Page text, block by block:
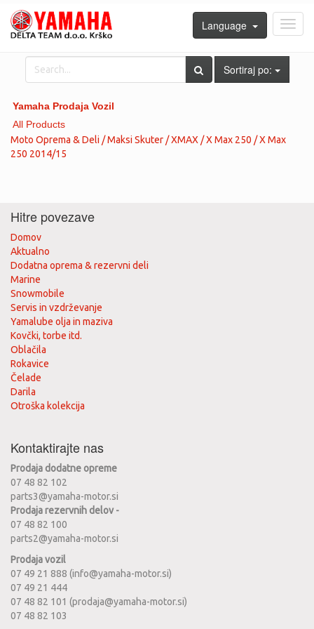
Language
Sortiraj po:
Yamaha Prodaja Vozil
All Products
Moto Oprema & Deli / Maksi Skuter / XMAX / X Max 250 / X Max
250 2014/15
Hitre povezave
Domov
Aktualno
Dodatna oprema & rezervni deli
Marine
Snowmobile
Servis in vzdrževanje
Yamalube olja in maziva
Kovčki, torbe itd.
Oblačila
Rokavice
Čelade
Darila
Otroška kolekcija
Kontaktirajte nas
Prodaja dodatne opreme
07 48 82 102
parts3@yamaha-motor.si
Prodaja rezervnih delov -
07 48 82 100
parts2@yamaha-motor.si
Prodaja vozil
07 49 21 888 (info@yamaha-motor.si)
07 49 21 444
07 48 82 101 (prodaja@yamaha-motor.si)
07 48 82 103